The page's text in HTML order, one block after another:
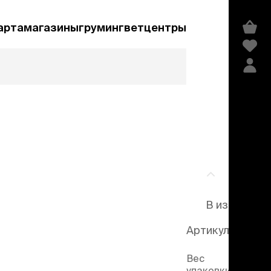
магазиныгрумингветцентры
В
Артикул
Вес